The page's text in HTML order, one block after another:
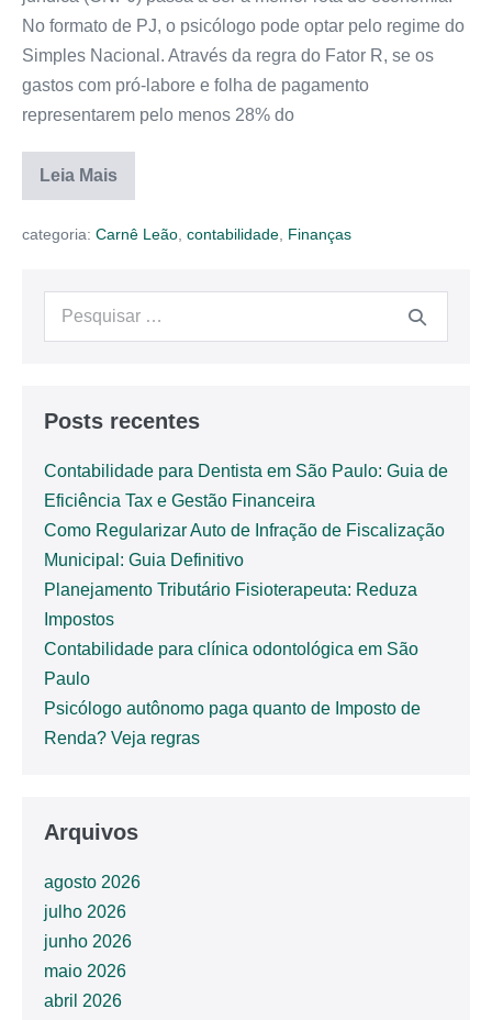
No formato de PJ, o psicólogo pode optar pelo regime do
Simples Nacional. Através da regra do Fator R, se os
gastos com pró-labore e folha de pagamento
representarem pelo menos 28% do
Leia Mais
categoria: Carnê Leão, contabilidade, Finanças
Posts recentes
Contabilidade para Dentista em São Paulo: Guia de
Eficiência Tax e Gestão Financeira
Como Regularizar Auto de Infração de Fiscalização
Municipal: Guia Definitivo
Planejamento Tributário Fisioterapeuta: Reduza
Impostos
Contabilidade para clínica odontológica em São
Paulo
Psicólogo autônomo paga quanto de Imposto de
Renda? Veja regras
Arquivos
agosto 2026
julho 2026
junho 2026
maio 2026
abril 2026